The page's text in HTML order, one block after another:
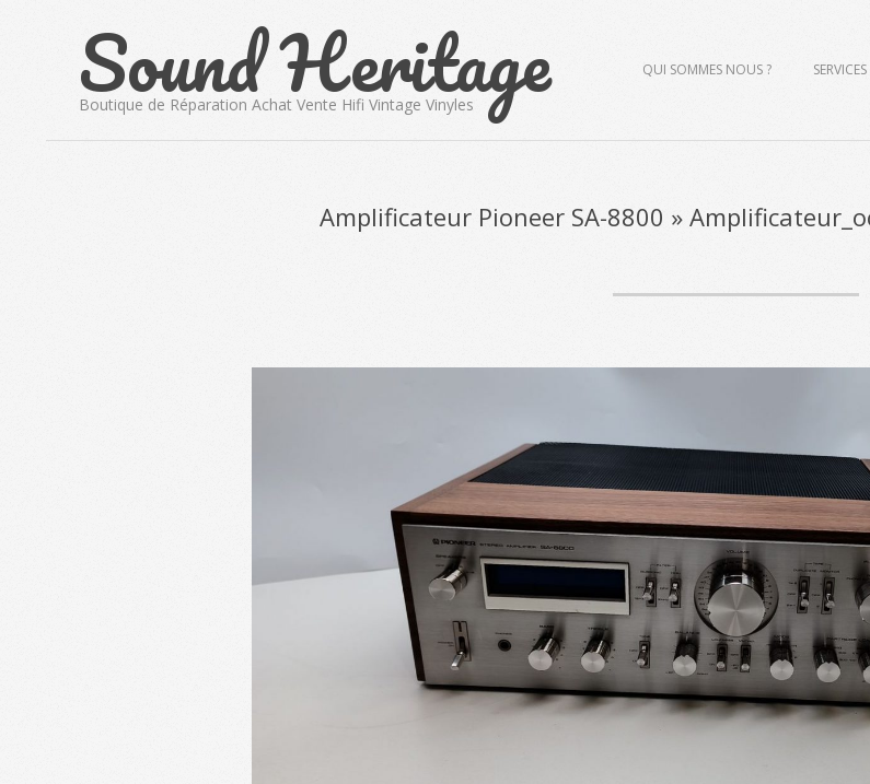
Sound Heritage
Boutique de Réparation Achat Vente Hifi Vintage Vinyles
PrimaryQUI SOMMES NOUS ? SERVICES
Amplificateur Pioneer SA-8800 »